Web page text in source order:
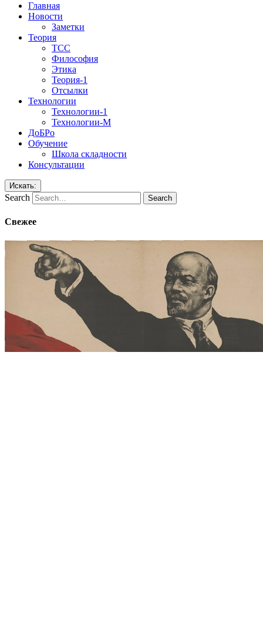
Главная
Новости
Заметки
Теория
ТСС
Философия
Этика
Теория-1
Отсылки
Технологии
Технологии-1
Технологии-М
ДоБРо
Обучение
Школа складности
Консультации
Искать:
Search
Свежее